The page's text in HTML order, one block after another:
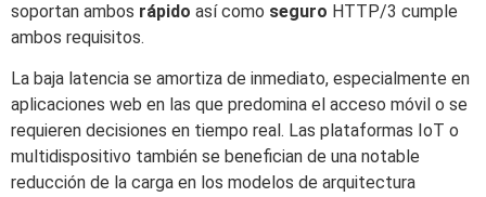
soportan ambos rápido así como seguro HTTP/3 cumple
ambos requisitos.
La baja latencia se amortiza de inmediato, especialmente en
aplicaciones web en las que predomina el acceso móvil o se
requieren decisiones en tiempo real. Las plataformas IoT o
multidispositivo también se benefician de una notable
reducción de la carga en los modelos de arquitectura